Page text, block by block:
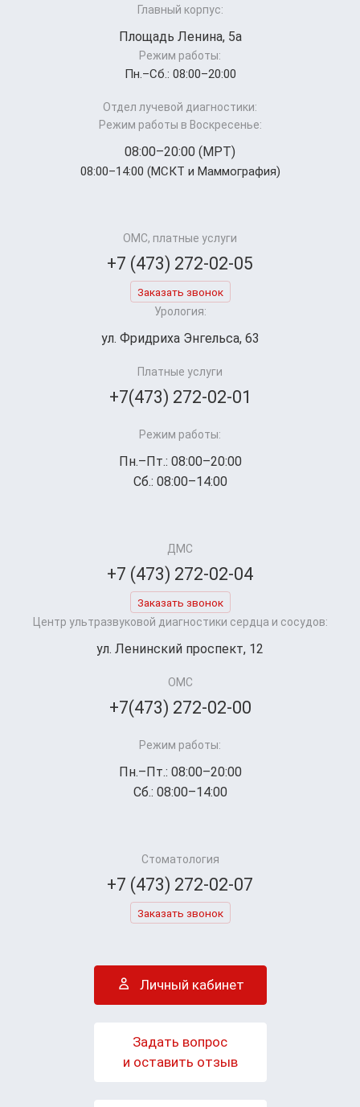
Главный корпус:
Площадь Ленина, 5а
Режим работы:
Пн.–Cб.: 08:00–20:00
Отдел лучевой диагностики:
Режим работы в Воскресенье:
08:00–20:00 (МРТ)
08:00–14:00 (МСКТ и Маммография)
ОМС, платные услуги
+7 (473) 272-02-05
Заказать звонок
Урология:
ул. Фридриха Энгельса, 63
Платные услуги
+7(473) 272-02-01
Режим работы:
Пн.–Пт.: 08:00–20:00
Сб.: 08:00–14:00
ДМС
+7 (473) 272-02-04
Заказать звонок
Центр ультразвуковой диагностики сердца и сосудов:
ул. Ленинский проспект, 12
ОМС
+7(473) 272-02-00
Режим работы:
Пн.–Пт.: 08:00–20:00
Сб.: 08:00–14:00
Стоматология
+7 (473) 272-02-07
Заказать звонок
Личный кабинет
Задать вопрос
и оставить отзыв